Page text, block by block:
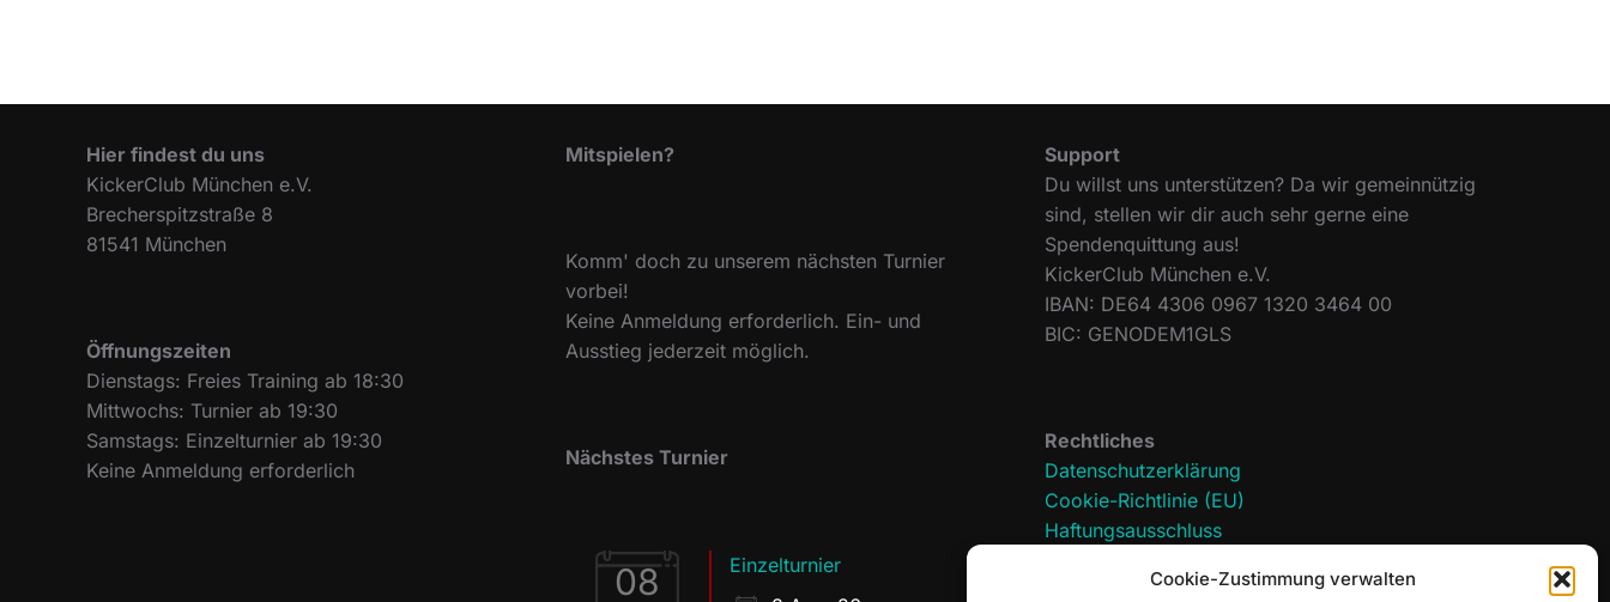
Cookie-Zustimmung verwalten
Hier findest du uns
KickerClub München e.V.
Brecherspitzstraße 8
81541 München
Öffnungszeiten
Dienstags: Freies Training ab 18:30
Mittwochs: Turnier ab 19:30
Samstags: Einzelturnier ab 19:30
Keine Anmeldung erforderlich
Mitspielen?
Komm' doch zu unserem nächsten Turnier
vorbei!
Keine Anmeldung erforderlich. Ein- und
Ausstieg jederzeit möglich.
Nächstes Turnier
08
Einzelturnier
Support
Du willst uns unterstützen? Da wir gemeinnützig
sind, stellen wir dir auch sehr gerne eine
Spendenquittung aus!
KickerClub München e.V.
IBAN: DE64 4306 0967 1320 3464 00
BIC: GENODEM1GLS
Rechtliches
Datenschutzerklärung
Cookie-Richtlinie (EU)
Haftungsausschluss